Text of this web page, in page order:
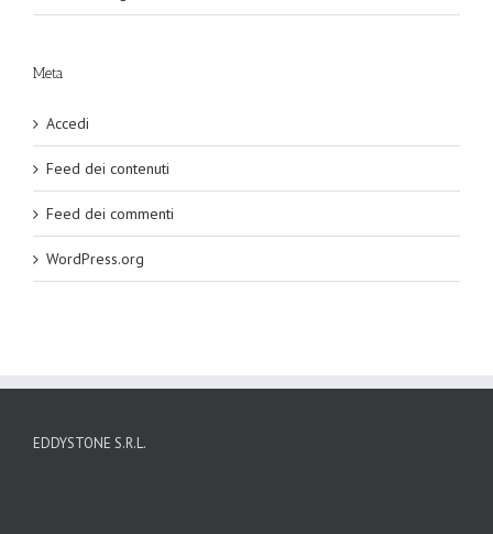
Meta
Accedi
Feed dei contenuti
Feed dei commenti
WordPress.org
EDDYSTONE S.R.L.